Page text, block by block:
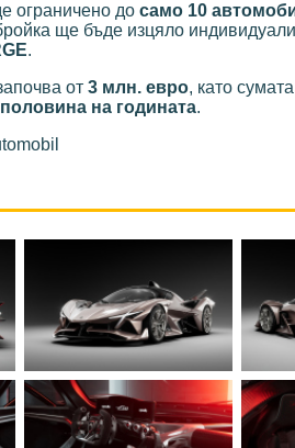
ограничено до само 10
ще бъде изцяло
.
от 3 млн. евро, като
на годината.